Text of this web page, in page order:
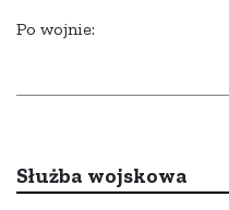
Po wojnie:
Służba wojskowa